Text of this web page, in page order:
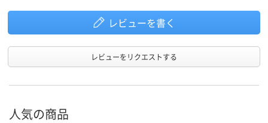
レビューを書く
レビューをリクエストする
人気の商品